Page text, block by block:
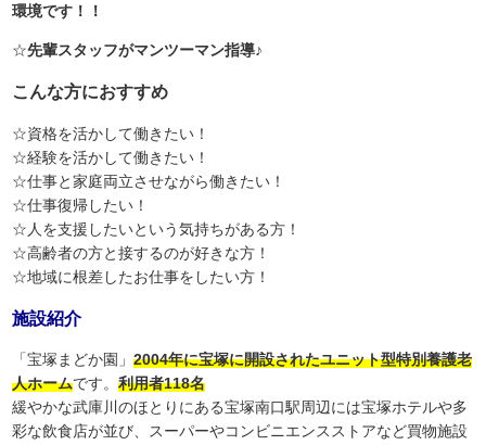
環境です！！
☆先輩スタッフがマンツーマン指導♪
こんな方におすすめ
☆資格を活かして働きたい！
☆経験を活かして働きたい！
☆仕事と家庭両立させながら働きたい！
☆仕事復帰したい！
☆人を支援したいという気持ちがある方！
☆高齢者の方と接するのが好きな方！
☆地域に根差したお仕事をしたい方！
施設紹介
「宝塚まどか園」2004年に宝塚に開設されたユニット型特別養護老
人ホームです。利用者118名
緩やかな武庫川のほとりにある宝塚南口駅周辺には宝塚ホテルや多
彩な飲食店が並び、スーパーやコンビニエンスストアなど買物施設